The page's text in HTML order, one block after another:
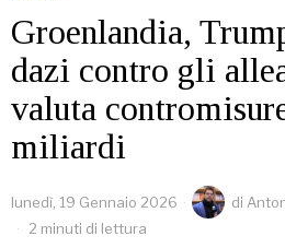
Groenlandia,
dazi contro gli
valuta
miliardi
lunedì, 19 Gennaio 2026 di
2 minuti di lettura